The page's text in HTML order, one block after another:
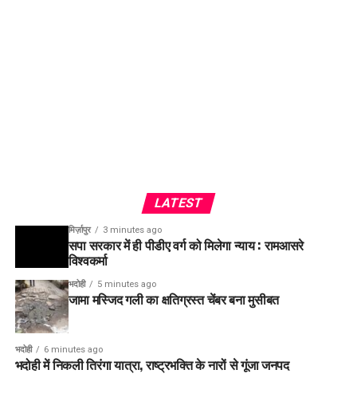
LATEST
मिर्ज़ापुर 3 minutes ago
सपा सरकार में ही पीडीए वर्ग को मिलेगा न्याय : रामआसरे
विश्वकर्मा
भदोही 5 minutes ago
जामा मस्जिद गली का क्षतिग्रस्त चेंबर बना मुसीबत
भदोही 6 minutes ago
भदोही में निकली तिरंगा यात्रा, राष्ट्रभक्ति के नारों से गूंजा जनपद